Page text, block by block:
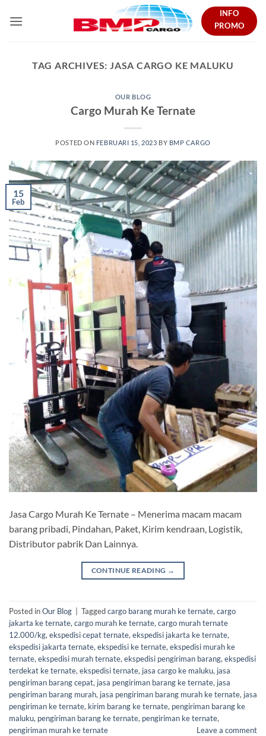
INFO
PROMO
TAG ARCHIVES:JASA CARGO KE MALUKU
OUR BLOG
Cargo Murah Ke Ternate
POSTED ON FEBRUARI 15, 2023 BY BMP CARGO
15
Feb
Jasa Cargo Murah Ke Ternate – Menerima macam macam
barang pribadi, Pindahan, Paket, Kirim kendraan, Logistik,
Distributor pabrik Dan Lainnya.
CONTINUE READING →
Posted inOur Blog Taggedcargo barang murah ke ternate,cargo
jakarta ke ternate,cargo murah ke ternate,cargo murah ternate
12.000/kg,ekspedisi cepat ternate,ekspedisi jakarta ke ternate,
ekspedisi jakarta ternate,ekspedisi ke ternate,ekspedisi murah ke
ternate,ekspedisi murah ternate,ekspedisi pengiriman barang,ekspedisi
terdekat ke ternate,ekspedisi ternate, jasa cargo ke maluku, jasa
pengiriman barang cepat, jasa pengiriman barang ke ternate, jasa
pengiriman barang murah, jasa pengiriman barang murah ke ternate, jasa
pengiriman ke ternate, kirim barang ke ternate, pengiriman barang ke
maluku, pengiriman barang ke ternate, pengiriman ke ternate,
pengiriman murah ke ternate
Leave a comment